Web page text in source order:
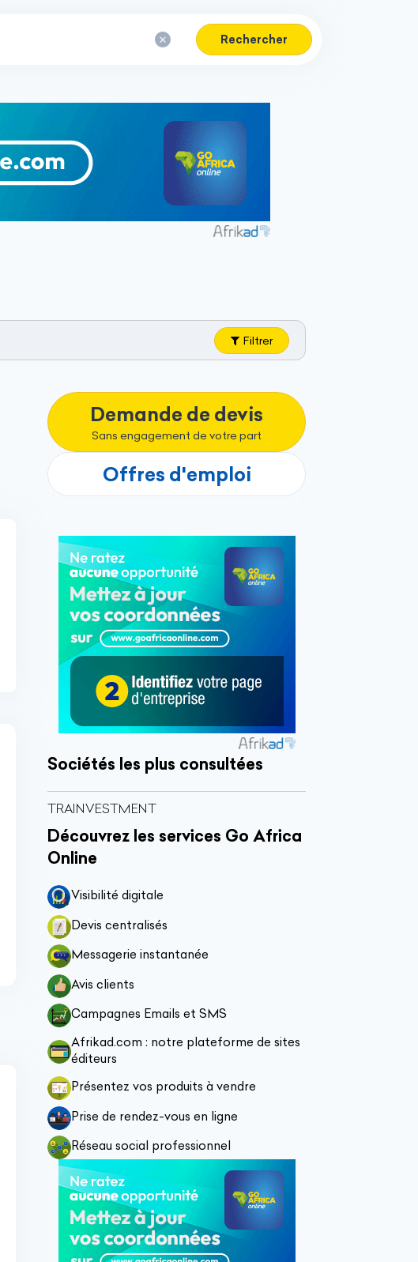
Rechercher
Filtrer
Demande de devis
Sans engagement de votre part
Offres d'emploi
Sociétés les plus consultées
TRAINVESTMENT
Découvrez les services Go Africa
Online
Visibilité digitale
Devis centralisés
Messagerie instantanée
Avis clients
Campagnes Emails et SMS
Afrikad.com : notre plateforme de sites
éditeurs
Présentez vos produits à vendre
Prise de rendez-vous en ligne
Réseau social professionnel